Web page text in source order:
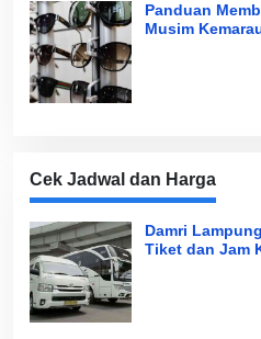
Panduan
Musim
Cek Jadwal dan Harga
Damri
Tiket dan Jam